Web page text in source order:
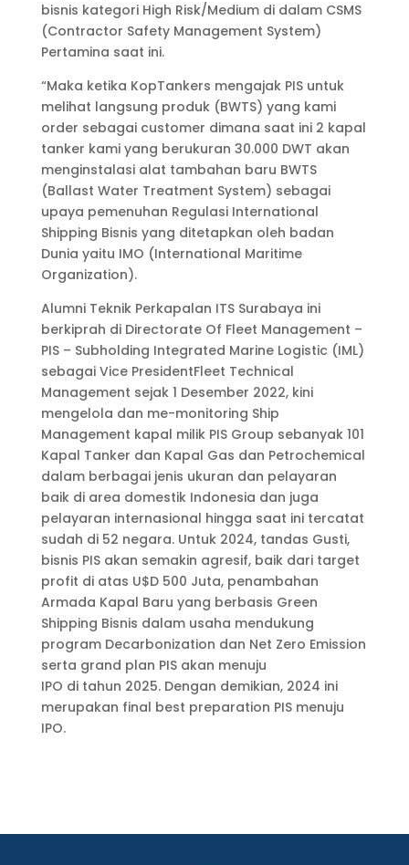
bisnis kategori High Risk/Medium di dalam CSMS
(Contractor Safety Management System)
Pertamina saat ini.
“Maka ketika KopTankers mengajak PIS untuk
melihat langsung produk (BWTS) yang kami
order sebagai customer dimana saat ini 2 kapal
tanker kami yang berukuran 30.000 DWT akan
menginstalasi alat tambahan baru BWTS
(Ballast Water Treatment System) sebagai
upaya pemenuhan Regulasi International
Shipping Bisnis yang ditetapkan oleh badan
Dunia yaitu IMO (International Maritime
Organization).
Alumni Teknik Perkapalan ITS Surabaya ini
berkiprah di Directorate Of Fleet Management –
PIS – Subholding Integrated Marine Logistic (IML)
sebagai Vice PresidentFleet Technical
Management sejak 1 Desember 2022, kini
mengelola dan me-monitoring Ship
Management kapal milik PIS Group sebanyak 101
Kapal Tanker dan Kapal Gas dan Petrochemical
dalam berbagai jenis ukuran dan pelayaran
baik di area domestik Indonesia dan juga
pelayaran internasional hingga saat ini tercatat
sudah di 52 negara. Untuk 2024, tandas Gusti,
bisnis PIS akan semakin agresif, baik dari target
profit di atas U$D 500 Juta, penambahan
Armada Kapal Baru yang berbasis Green
Shipping Bisnis dalam usaha mendukung
program Decarbonization dan Net Zero Emission
serta grand plan PIS akan menuju
IPO di tahun 2025. Dengan demikian, 2024 ini
merupakan final best preparation PIS menuju
IPO.